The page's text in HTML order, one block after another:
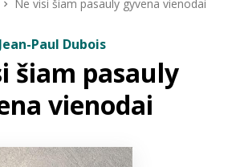
Ne visi šiam pasauly gyvena vienodai
Jean-Paul Dubois
šiam pasauly
vienodai